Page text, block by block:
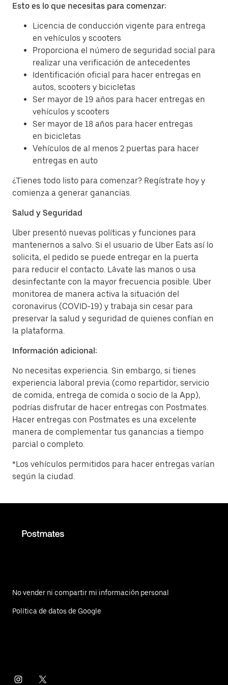
Esto es lo que necesitas para comenzar:
Licencia de conducción vigente para entrega
en vehículos y scooters
Proporciona el número de seguridad social para
realizar una verificación de antecedentes
Identificación oficial para hacer entregas en
autos, scooters y bicicletas
Ser mayor de 19 años para hacer entregas en
vehículos y scooters
Ser mayor de 18 años para hacer entregas
en bicicletas
Vehículos de al menos 2 puertas para hacer
entregas en auto
¿Tienes todo listo para comenzar? Regístrate hoy y
comienza a generar ganancias.
Salud y Seguridad
Uber presentó nuevas políticas y funciones para
mantenernos a salvo. Si el usuario de Uber Eats así lo
solicita, el pedido se puede entregar en la puerta
para reducir el contacto. Lávate las manos o usa
desinfectante con la mayor frecuencia posible. Uber
monitorea de manera activa la situación del
coronavirus (COVID-19) y trabaja sin cesar para
preservar la salud y seguridad de quienes confían en
la plataforma.
Información adicional:
No necesitas experiencia. Sin embargo, si tienes
experiencia laboral previa (como repartidor, servicio
de comida, entrega de comida o socio de la App),
podrías disfrutar de hacer entregas con Postmates.
Hacer entregas con Postmates es una excelente
manera de complementar tus ganancias a tiempo
parcial o completo.
*Los vehículos permitidos para hacer entregas varían
según la ciudad.
No vender ni compartir mi información personal
Política de datos de Google